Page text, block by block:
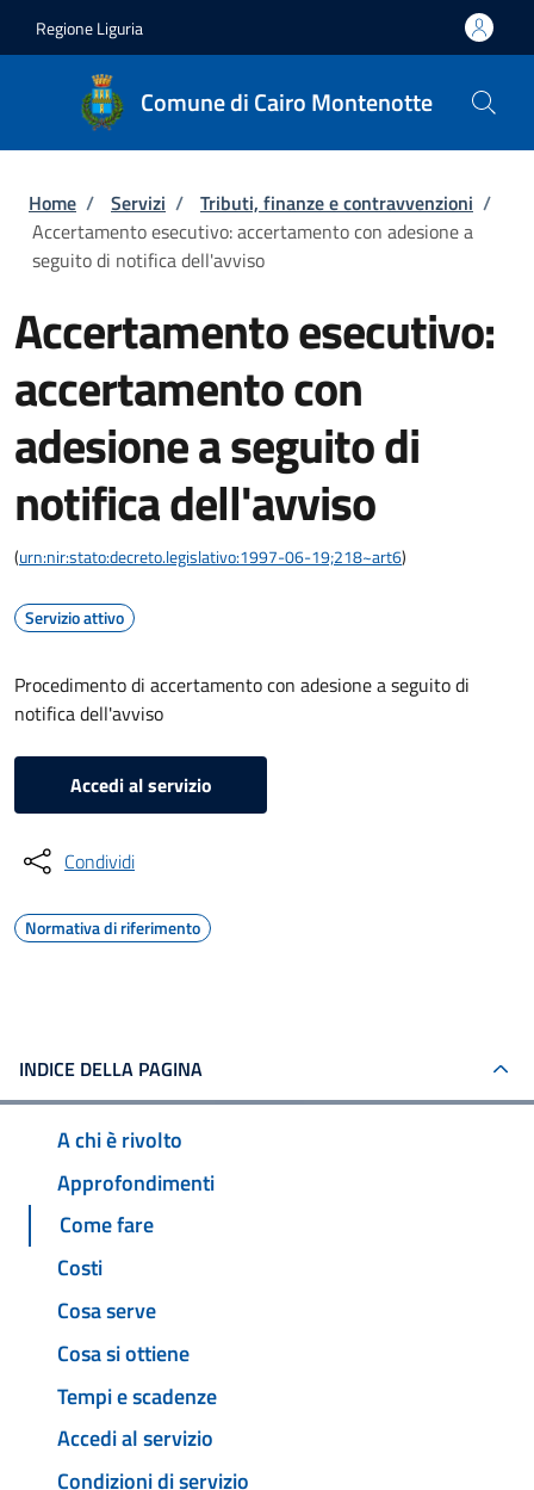
Regione Liguria
Comune di Cairo Montenotte
Briciole di pane
Home / Servizi / Tributi, finanze e contravvenzioni /
Accertamento esecutivo: accertamento con adesione a
seguito di notifica dell'avviso
Accertamento esecutivo:
accertamento con
adesione a seguito di
notifica dell'avviso
(urn:nir:stato:decreto.legislativo:1997-06-19;218~art6)
Servizio attivo
Procedimento di accertamento con adesione a seguito di
notifica dell'avviso
Accedi al servizio
Condividi
Normativa di riferimento
INDICE DELLA PAGINA
A chi è rivolto
Approfondimenti
Come fare
Costi
Cosa serve
Cosa si ottiene
Tempi e scadenze
Accedi al servizio
Condizioni di servizio